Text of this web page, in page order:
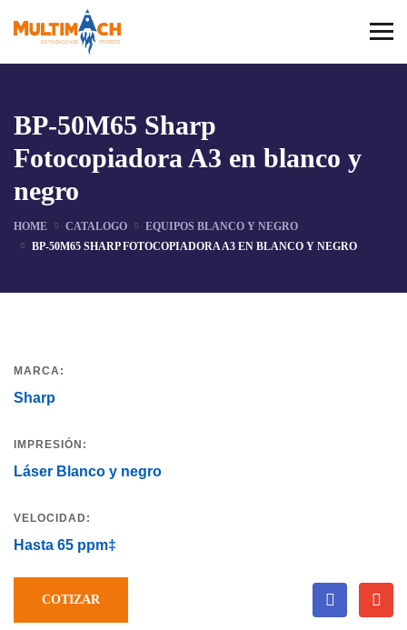
BP-50M65 Sharp
Fotocopiadora A3 en blanco y
negro
HOME CATALOGO
EQUIPOS BLANCO Y NEGRO
BP-50M65 SHARP FOTOCOPIADORA A3 EN BLANCO Y NEGRO
MARCA:
Sharp
IMPRESIÓN:
Láser Blanco y negro
VELOCIDAD:
Hasta 65 ppm‡
COTIZAR